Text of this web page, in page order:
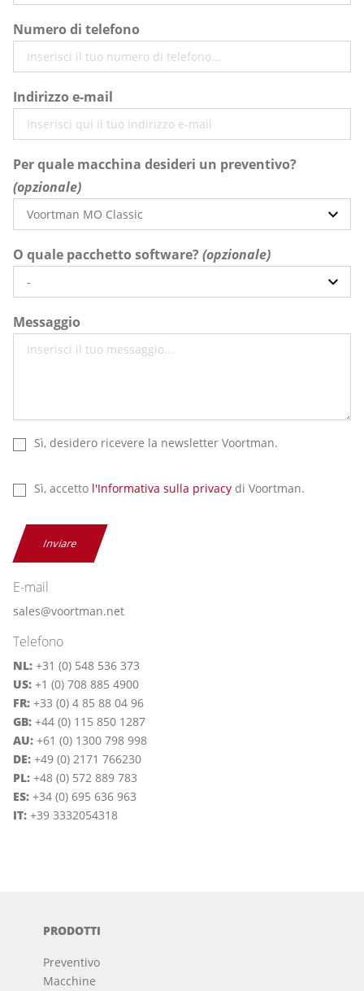
Numero di telefono
Indirizzo e-mail
Per quale macchina desideri un preventivo?
O quale pacchetto software?
Messaggio
Sì, desidero ricevere la newsletter Voortman.
Sì, accetto l'Informativa sulla privacy di Voortman.
Inviare
E-mail
sales@voortman.net
Telefono
NL: +31 (0) 548 536 373
US: +1 (0) 708 885 4900
FR: +33 (0) 4 85 88 04 96
GB: +44 (0) 115 850 1287
AU: +61 (0) 1300 798 998
DE: +49 (0) 2171 766230
PL: +48 (0) 572 889 783
ES: +34 (0) 695 636 963
IT: +39 3332054318
PRODOTTI
Preventivo
Macchine